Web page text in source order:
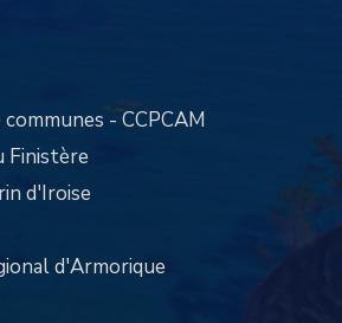
- CCPCAM
Finistère
d'Iroise
d'Armorique